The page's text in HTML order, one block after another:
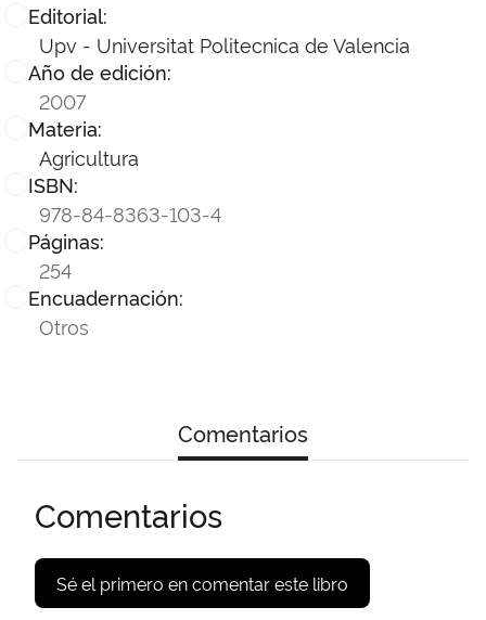
Editorial:
Upv - Universitat Politecnica de Valencia
Año de edición:
2007
Materia:
Agricultura
ISBN:
978-84-8363-103-4
Páginas:
254
Encuadernación:
Otros
Comentarios
Comentarios
Sé el primero en comentar este libro